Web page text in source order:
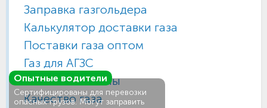
Заправка газгольдера
Калькулятор доставки газа
Поставки газа оптом
Газ для АГЗС
Газовые баллоны
Качество газа
Опытные водители
Сертифицированы для перевозки
опасных грузов. Могут заправить